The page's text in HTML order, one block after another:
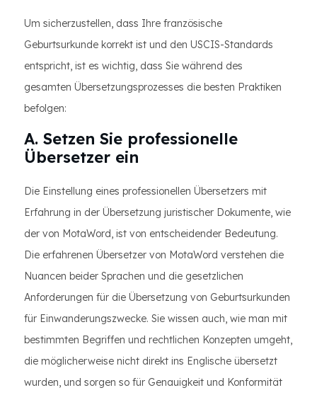
Um sicherzustellen, dass Ihre französische
Geburtsurkunde korrekt ist und den USCIS-Standards
entspricht, ist es wichtig, dass Sie während des
gesamten Übersetzungsprozesses die besten Praktiken
befolgen:
A. Setzen Sie professionelle
Übersetzer ein
Die Einstellung eines professionellen Übersetzers mit
Erfahrung in der Übersetzung juristischer Dokumente, wie
der von MotaWord, ist von entscheidender Bedeutung.
Die erfahrenen Übersetzer von MotaWord verstehen die
Nuancen beider Sprachen und die gesetzlichen
Anforderungen für die Übersetzung von Geburtsurkunden
für Einwanderungszwecke. Sie wissen auch, wie man mit
bestimmten Begriffen und rechtlichen Konzepten umgeht,
die möglicherweise nicht direkt ins Englische übersetzt
wurden, und sorgen so für Genauigkeit und Konformität